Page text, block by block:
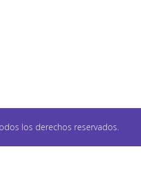
los derechos reservados.